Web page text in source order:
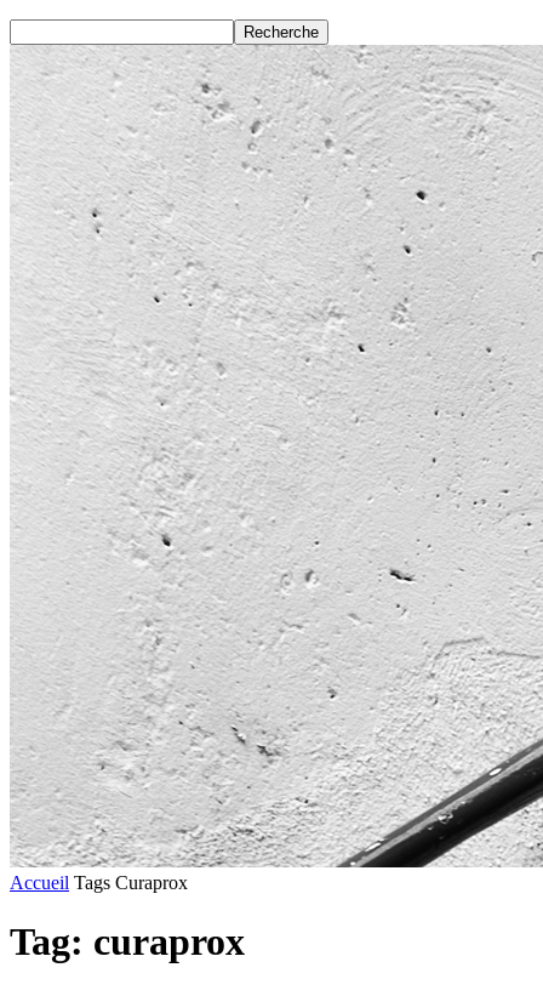
Accueil Tags Curaprox
Tag: curaprox